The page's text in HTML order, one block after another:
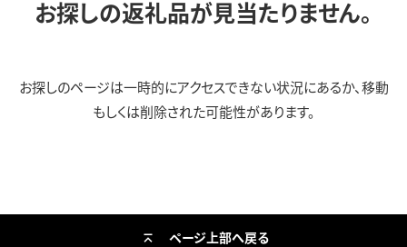
お探しの返礼品が見当たりません。
お探しのページは一時的にアクセスできない状況にあるか、移動
もしくは削除された可能性があります。
ページ上部へ戻る